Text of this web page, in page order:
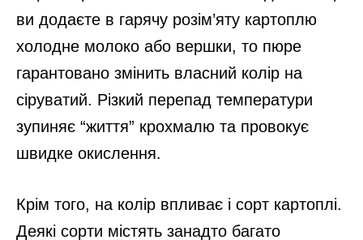
ви додаєте в гарячу розім’яту картоплю
холодне молоко або вершки, то пюре
гарантовано змінить власний колір на
сіруватий. Різкий перепад температури
зупиняє “життя” крохмалю та провокує
швидке окислення.
Крім того, на колір впливає і сорт картоплі.
Деякі сорти містять занадто багато